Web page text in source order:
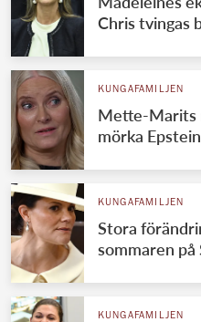
Chris tvingas
KUNGAFAMILJEN
Mette-Marits
mörka
KUNGAFAMILJEN
Stora
sommaren på
KUNGAFAMILJEN